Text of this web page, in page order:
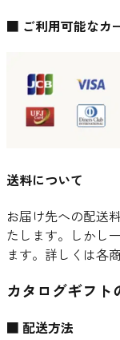
■ ご利用可能なカ
送料について
お届け先への配送
たします。しかし
ます。詳しくは各
カタログギフト
■ 配送方法